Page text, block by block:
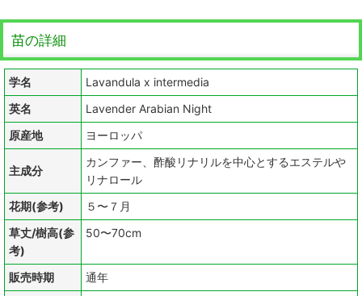
苗の詳細
学名
Lavandula x intermedia
英名
Lavender Arabian Night
原産地
ヨーロッパ
主成分
カンファー、酢酸リナリルを中心とするエステルや
リナロール
花期(参考)
５〜７月
草丈/樹高(参
考)
50〜70cm
販売時期
通年